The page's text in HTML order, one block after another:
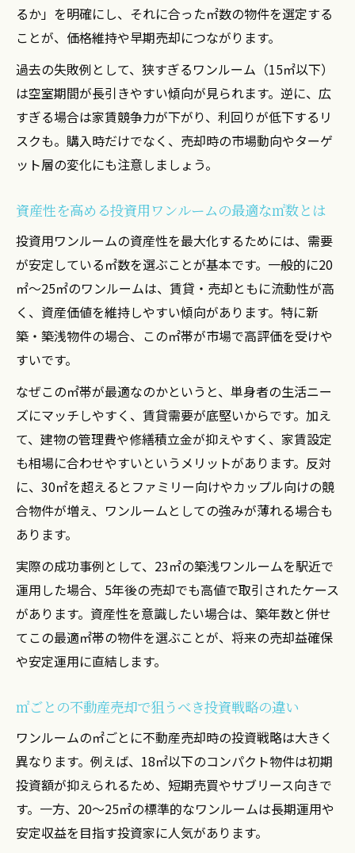
るか」を明確にし、それに合った㎡数の物件を選定する
ことが、価格維持や早期売却につながります。
過去の失敗例として、狭すぎるワンルーム（15㎡以下）
は空室期間が長引きやすい傾向が見られます。逆に、広
すぎる場合は家賃競争力が下がり、利回りが低下するリ
スクも。購入時だけでなく、売却時の市場動向やターゲ
ット層の変化にも注意しましょう。
資産性を高める投資用ワンルームの最適な㎡数とは
投資用ワンルームの資産性を最大化するためには、需要
が安定している㎡数を選ぶことが基本です。一般的に20
㎡〜25㎡のワンルームは、賃貸・売却ともに流動性が高
く、資産価値を維持しやすい傾向があります。特に新
築・築浅物件の場合、この㎡帯が市場で高評価を受けや
すいです。
なぜこの㎡帯が最適なのかというと、単身者の生活ニー
ズにマッチしやすく、賃貸需要が底堅いからです。加え
て、建物の管理費や修繕積立金が抑えやすく、家賃設定
も相場に合わせやすいというメリットがあります。反対
に、30㎡を超えるとファミリー向けやカップル向けの競
合物件が増え、ワンルームとしての強みが薄れる場合も
あります。
実際の成功事例として、23㎡の築浅ワンルームを駅近で
運用した場合、5年後の売却でも高値で取引されたケース
があります。資産性を意識したい場合は、築年数と併せ
てこの最適㎡帯の物件を選ぶことが、将来の売却益確保
や安定運用に直結します。
㎡ごとの不動産売却で狙うべき投資戦略の違い
ワンルームの㎡ごとに不動産売却時の投資戦略は大きく
異なります。例えば、18㎡以下のコンパクト物件は初期
投資額が抑えられるため、短期売買やサブリース向きで
す。一方、20〜25㎡の標準的なワンルームは長期運用や
安定収益を目指す投資家に人気があります。